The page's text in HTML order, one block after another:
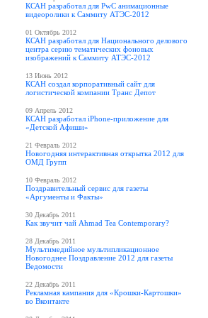
КСАН разработал для PwC анимационные
видеоролики к Саммиту АТЭС-2012
01 Октябрь 2012
КСАН разработал для Национального делового
центра серию тематических фоновых
изображений к Cаммиту АТЭС-2012
13 Июнь 2012
КСАН создал корпоративный сайт для
логистической компании Транс Депот
09 Апрель 2012
КСАН разработал iPhone-приложение для
«Детской Афиши»
21 Февраль 2012
Новогодняя интерактивная открытка 2012 для
ОМД Групп
10 Февраль 2012
Поздравительный сервис для газеты
«Аргументы и Факты»
30 Декабрь 2011
Как звучит чай Ahmad Tea Contemporary?
28 Декабрь 2011
Мультимедийное мультипликационное
Новогоднее Поздравление 2012 для газеты
Ведомости
22 Декабрь 2011
Рекламная кампания для «Крошки-Картошки»
во Вконтакте